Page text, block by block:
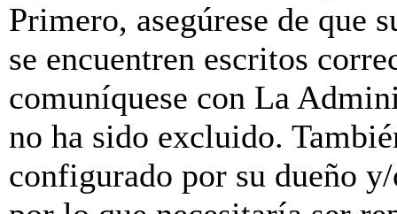
Primero, asegúrese de que
se encuentren escritos
comuníquese con La
no ha sido excluido.
configurado por su dueño